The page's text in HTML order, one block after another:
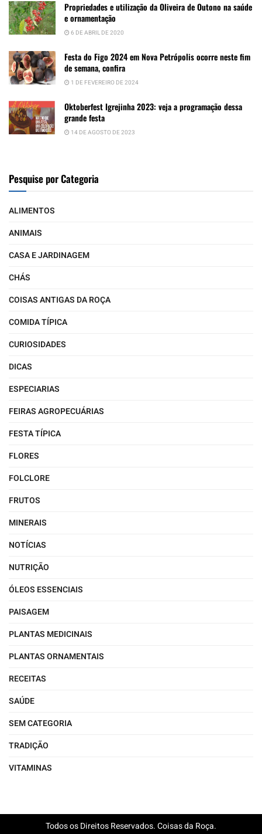
Propriedades e utilização da Oliveira de Outono na saúde
e ornamentação
6 DE ABRIL DE 2020
Festa do Figo 2024 em Nova Petrópolis ocorre neste fim
de semana, confira
1 DE FEVEREIRO DE 2024
Oktoberfest Igrejinha 2023: veja a programação dessa
grande festa
14 DE AGOSTO DE 2023
Pesquise por Categoria
ALIMENTOS
ANIMAIS
CASA E JARDINAGEM
CHÁS
COISAS ANTIGAS DA ROÇA
COMIDA TÍPICA
CURIOSIDADES
DICAS
ESPECIARIAS
FEIRAS AGROPECUÁRIAS
FESTA TÍPICA
FLORES
FOLCLORE
FRUTOS
MINERAIS
NOTÍCIAS
NUTRIÇÃO
ÓLEOS ESSENCIAIS
PAISAGEM
PLANTAS MEDICINAIS
PLANTAS ORNAMENTAIS
RECEITAS
SAÚDE
SEM CATEGORIA
TRADIÇÃO
VITAMINAS
Todos os Direitos Reservados. Coisas da Roça.